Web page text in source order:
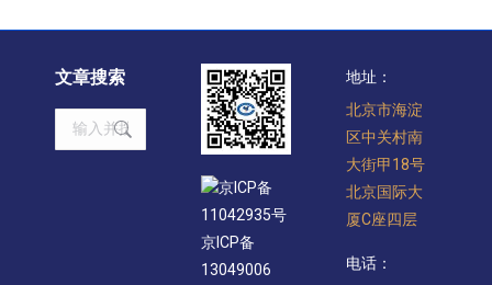
文章搜索
Search:
京ICP备
11042935号
京ICP备
13049006
地址：
北京市海淀
区中关村南
大街甲18号
北京国际大
厦C座四层
电话：